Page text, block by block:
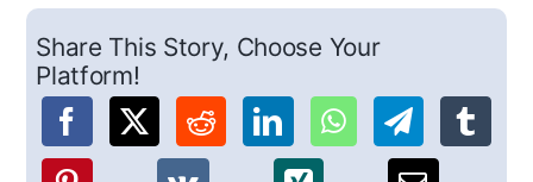
Share This Story, Choose Your
Platform!